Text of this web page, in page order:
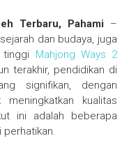
Terbaru, Pahami –
dan budaya, juga
tinggi Mahjong Ways 2
terakhir, pendidikan di
signifikan, dengan
kualitas
ini adalah beberapa
perhatikan.